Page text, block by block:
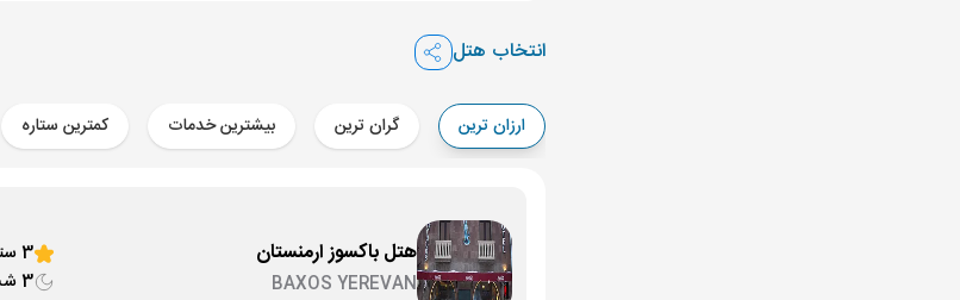
انتخاب هتل
ارزان ترین گران ترین بیشترین خدمات کمترین ستاره
هتل باکسوز ارمنستان
BAXOS YEREVAN
3 ستاره
3 شب